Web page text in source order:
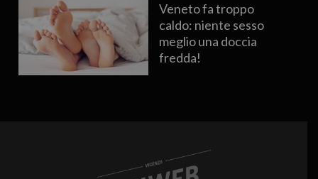
Veneto fa troppo
caldo: niente sesso
meglio una doccia
fredda!